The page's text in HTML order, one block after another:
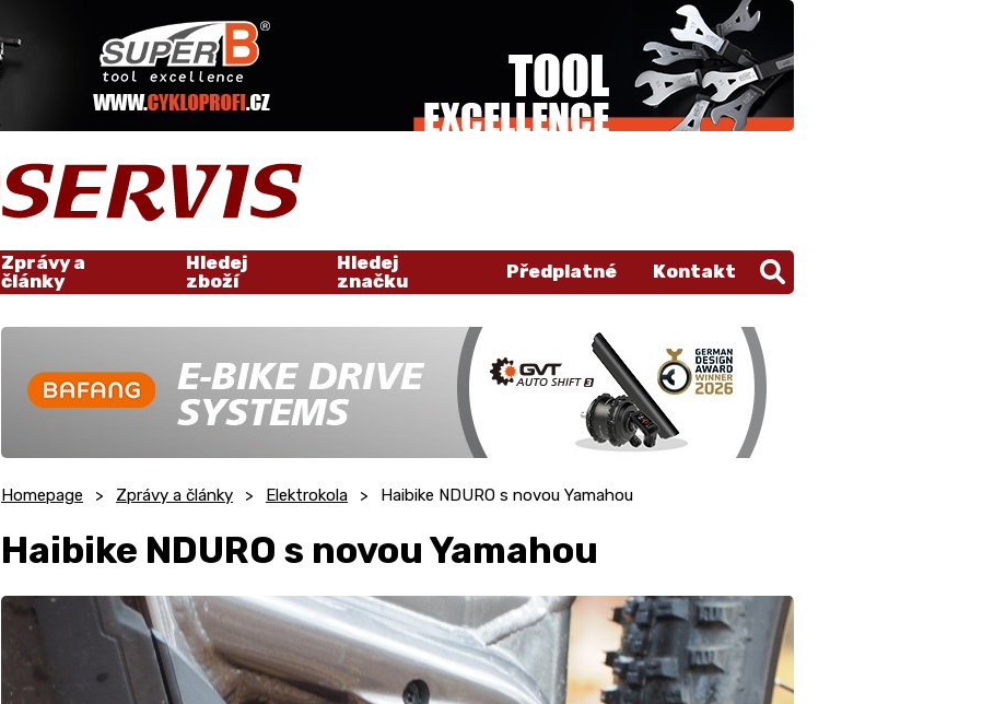
Zprávy a
články
Hledej
zboží
Hledej
značku
Předplatné Kontakt
Homepage Zprávy a články Elektrokola Haibike NDURO s novou Yamahou
Haibike NDURO s novou Yamahou